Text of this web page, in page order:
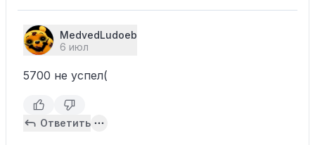
MedvedLudoeb
6 июл
5700 не успел(
Ответить